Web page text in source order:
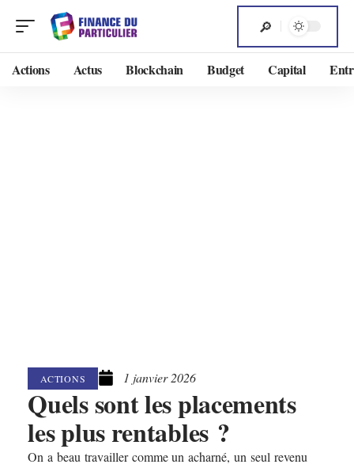
Actions Actus Blockchain Budget Capital
ACTIONS 1 janvier 2026
Quels sont les placements
les plus rentables ?
On a beau travailler comme un acharné, un seul revenu